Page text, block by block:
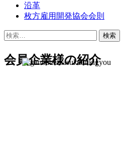
キ
ッ
沿革
枚方雇用開発協会会則
検
会員企業様の紹介